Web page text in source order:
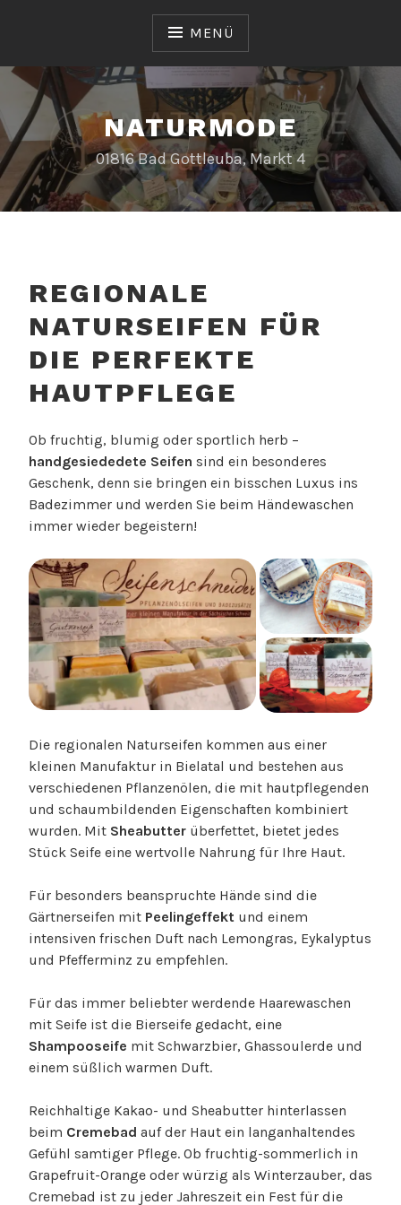
MENÜ
NATURMODE
01816 Bad Gottleuba, Markt 4
REGIONALE
NATURSEIFEN FÜR
DIE PERFEKTE
HAUTPFLEGE
Ob fruchtig, blumig oder sportlich herb –
handgesiededete Seifen sind ein besonderes
Geschenk, denn sie bringen ein bisschen Luxus ins
Badezimmer und werden Sie beim Händewaschen
immer wieder begeistern!
Die regionalen Naturseifen kommen aus einer
kleinen Manufaktur in Bielatal und bestehen aus
verschiedenen Pflanzenölen, die mit hautpflegenden
und schaumbildenden Eigenschaften kombiniert
wurden. Mit Sheabutter überfettet, bietet jedes
Stück Seife eine wertvolle Nahrung für Ihre Haut.
Für besonders beanspruchte Hände sind die
Gärtnerseifen mit Peelingeffekt und einem
intensiven frischen Duft nach Lemongras, Eykalyptus
und Pfefferminz zu empfehlen.
Für das immer beliebter werdende Haarewaschen
mit Seife ist die Bierseife gedacht, eine
Shampooseife mit Schwarzbier, Ghassoulerde und
einem süßlich warmen Duft.
Reichhaltige Kakao- und Sheabutter hinterlassen
beim Cremebad auf der Haut ein langanhaltendes
Gefühl samtiger Pflege. Ob fruchtig-sommerlich in
Grapefruit-Orange oder würzig als Winterzauber, das
Cremebad ist zu jeder Jahreszeit ein Fest für die